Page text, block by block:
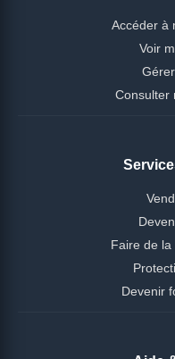
Accéder à
Voir
Consulter
Faire de
Devenir